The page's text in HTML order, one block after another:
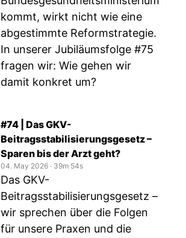
kommt, wirkt nicht wie eine
abgestimmte Reformstrategie.
In unserer Jubiläumsfolge #75
fragen wir: Wie gehen wir
damit konkret um?
#74 | Das GKV-
Beitragsstabilisierungsgesetz –
Sparen bis der Arzt geht?
04. May 2026 ‧ 39m 54s
Das GKV-
Beitragsstabilisierungsgesetz –
wir sprechen über die Folgen
für unsere Praxen und die